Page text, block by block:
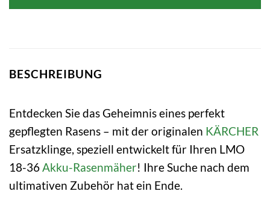
BESCHREIBUNG
Entdecken Sie das Geheimnis eines perfekt
gepflegten Rasens – mit der originalen KÄRCHER
Ersatzklinge, speziell entwickelt für Ihren LMO
18-36 Akku-Rasenmäher! Ihre Suche nach dem
ultimativen Zubehör hat ein Ende.